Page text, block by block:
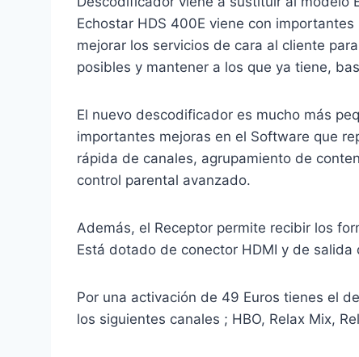
Echostar HDS 400E viene con
mejorar los servicios de cara al cliente
posibles y mantener a los que ya tiene,
El nuevo descodificador es mucho más
importantes mejoras en el Software que
rápida de canales, agrupamiento de
control parental avanzado.
Además, el Receptor permite recibir los
Está dotado de conector HDMI y de salida
Por una activación de 49 Euros tienes el
los siguientes canales ; HBO, Relax Mix,